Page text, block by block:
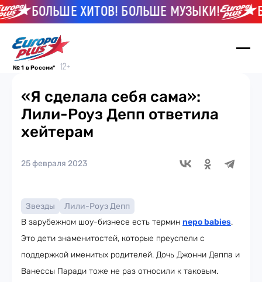
БОЛЬШЕ ХИТОВ! БОЛЬШЕ МУЗЫКИ!
№ 1 в России*
«Я сделала себя сама»:
Лили-Роуз Депп ответила
хейтерам
25 февраля 2023
Звезды
Лили-Роуз Депп
В зарубежном шоу-бизнесе есть термин nepo babies.
Это дети знаменитостей, которые преуспели с
поддержкой именитых родителей. Дочь Джонни Деппа и
Ванессы Паради тоже не раз относили к таковым.